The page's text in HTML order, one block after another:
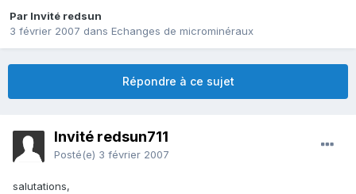
Par Invité redsun
3 février 2007 dans Echanges de microminéraux
Répondre à ce sujet
Invité redsun711
Posté(e) 3 février 2007
salutations,